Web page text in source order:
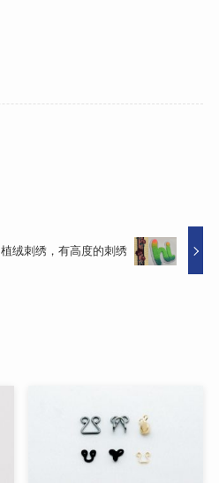
植绒刺绣，有高度的刺绣